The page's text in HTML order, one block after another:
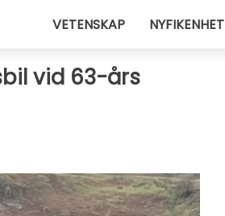
VETENSKAP NYFIKENHET
vid 63-års